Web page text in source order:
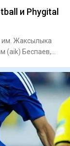
и Phygital
им. Жаксылыка
(aik) Беспаев,